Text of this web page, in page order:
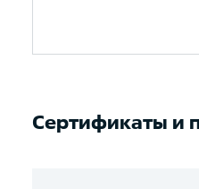
Сертификаты и